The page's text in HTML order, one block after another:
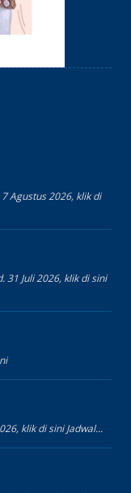
Agustus 2026, klik di
31 Juli 2026, klik di sini
klik di sini Jadwal...